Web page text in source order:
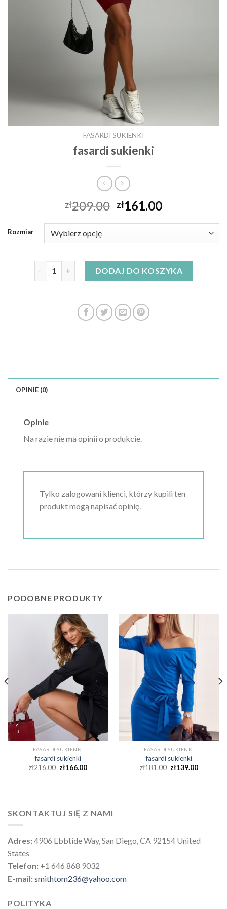
FASARDI SUKIENKI
fasardi sukienki
zł209.00 zł161.00
Rozmiar
DODAJ DO KOSZYKA
OPINIE (0)
Opinie
Na razie nie ma opinii o produkcie.
Tylko zalogowani klienci, którzy kupili ten
produkt mogą napisać opinię.
PODOBNE PRODUKTY
FASARDI SUKIENKI
fasardi sukienki
zł216.00 zł166.00
FASARDI SUKIENKI
fasardi sukienki
zł181.00 zł139.00
SKONTAKTUJ SIĘ Z NAMI
Adres:4906 Ebbtide Way, San Diego, CA 92154 United
States
Telefon: +1 646 868 9032
E-mail:smithtom236@yahoo.com
POLITYKA